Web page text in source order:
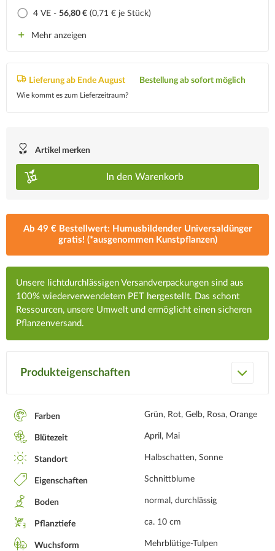
4 VE - 56,80 € (0,71 € je Stück)
Mehr anzeigen
Lieferung ab Ende August
Wie kommt es zum Lieferzeitraum?
Bestellung ab sofort möglich
Artikel merken
In den Warenkorb
Ab 49 € Bestellwert: Humusbildender Universaldünger
gratis! (*ausgenommen Kunstpflanzen)
Unsere lichtdurchlässigen Versandverpackungen sind aus
100% wiederverwendetem PET hergestellt. Das schont
Ressourcen, unsere Umwelt und ermöglicht einen sicheren
Pflanzenversand.
Produkteigenschaften
Farben Grün, Rot, Gelb, Rosa, Orange
Blütezeit April, Mai
Standort Halbschatten, Sonne
Eigenschaften Schnittblume
Boden normal, durchlässig
Pflanztiefe ca. 10 cm
Wuchsform Mehrblütige-Tulpen